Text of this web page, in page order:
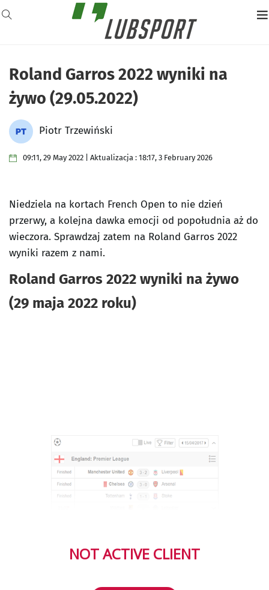
Roland Garros 2022 wyniki na
żywo (29.05.2022)
Piotr Trzewiński
09:11, 29 May 2022 | Aktualizacja : 18:17, 3 February 2026
Niedziela na kortach French Open to nie dzień
przerwy, a kolejna dawka emocji od popołudnia aż do
wieczora. Sprawdzaj zatem na Roland Garros 2022
wyniki razem z nami.
Roland Garros 2022 wyniki na żywo
(29 maja 2022 roku)
NOT ACTIVE CLIENT